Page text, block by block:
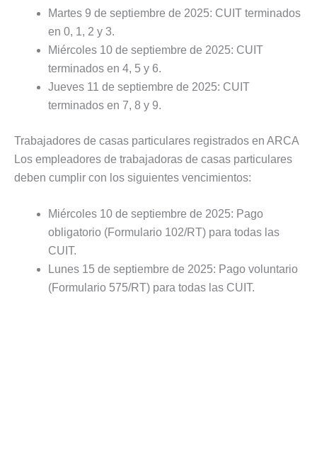
Martes 9 de septiembre de 2025: CUIT terminados
en 0, 1, 2 y 3.
Miércoles 10 de septiembre de 2025: CUIT
terminados en 4, 5 y 6.
Jueves 11 de septiembre de 2025: CUIT
terminados en 7, 8 y 9.
Trabajadores de casas particulares registrados en ARCA
Los empleadores de trabajadoras de casas particulares
deben cumplir con los siguientes vencimientos:
Miércoles 10 de septiembre de 2025: Pago
obligatorio (Formulario 102/RT) para todas las
CUIT.
Lunes 15 de septiembre de 2025: Pago voluntario
(Formulario 575/RT) para todas las CUIT.